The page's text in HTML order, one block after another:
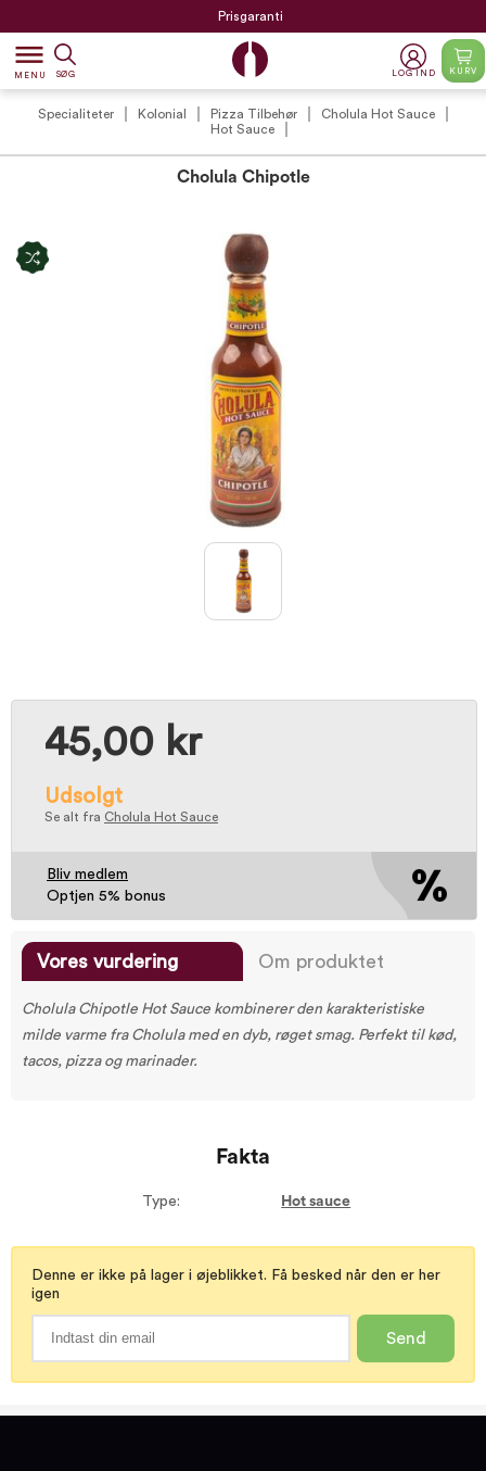
Prisgaranti
dehaze
MENU SØG LOG IND KURV
Specialiteter Kolonial Pizza Tilbehør
Cholula Hot Sauce
Hot Sauce
Cholula Chipotle
45,00 kr
Udsolgt
Se alt fra Cholula Hot Sauce
Bliv medlem
Optjen 5% bonus
Vores vurdering Om produktet
Cholula Chipotle Hot Sauce kombinerer den karakteristiske
milde varme fra Cholula med en dyb, røget smag. Perfekt til kød,
tacos, pizza og marinader.
Fakta
Type: Hot sauce
Denne er ikke på lager i øjeblikket. Få besked når den er her
igen
Send